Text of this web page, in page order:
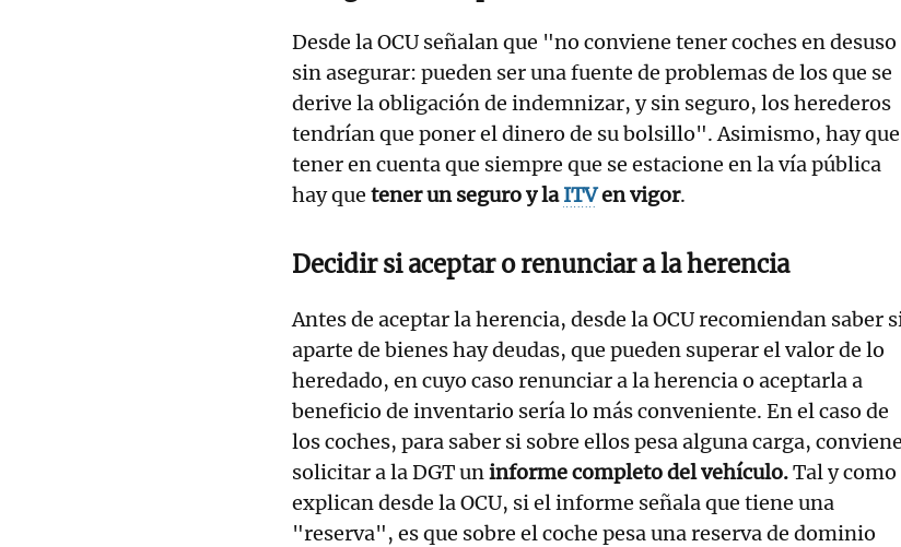
Desde la OCU señalan que "no conviene tener coches en desuso
sin asegurar: pueden ser una fuente de problemas de los que se
derive la obligación de indemnizar, y sin seguro, los herederos
tendrían que poner el dinero de su bolsillo". Asimismo, hay que
tener en cuenta que siempre que se estacione en la vía pública
hay que tener un seguro y laITVen vigor.
Decidir si aceptar o renunciar a la herencia
Antes de aceptar la herencia, desde la OCU recomiendan saber
aparte de bienes hay deudas, que pueden superar el valor de lo
heredado, en cuyo caso renunciar a la herencia o aceptarla a
beneficio de inventario sería lo más conveniente. En el caso de
los coches, para saber si sobre ellos pesa alguna carga, conviene
solicitar a la DGT uninforme completo del vehículo.Tal y como
explican desde la OCU, si el informe señala que tiene una
"reserva", es que sobre el coche pesa una reserva de dominio